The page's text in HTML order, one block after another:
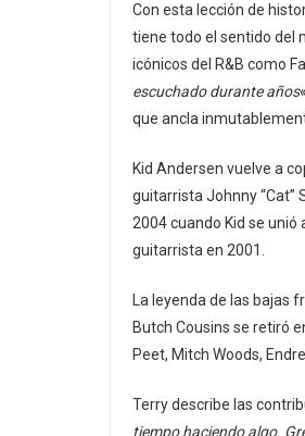
Con esta lección de
tiene todo el sentido del
icónicos del R&B como
escuchado durante años
que ancla
Kid Andersen vuelve a
guitarrista Johnny “Cat”
2004 cuando Kid se unió
guitarrista en 2001.
La leyenda de las bajas
Butch Cousins ​​se retiró
Peet, Mitch Woods,
Terry describe las
tiempo haciendo algo.